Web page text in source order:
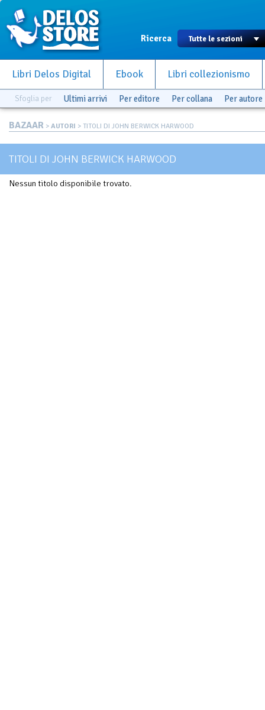
Ricerca
Libri Delos Digital Ebook Libri collezionismo
Sfoglia per Ultimi arrivi Per editore Per collana Per autore
BAZAAR > AUTORI > TITOLI DI JOHN BERWICK HARWOOD
TITOLI DI JOHN BERWICK HARWOOD
Nessun titolo disponibile trovato.